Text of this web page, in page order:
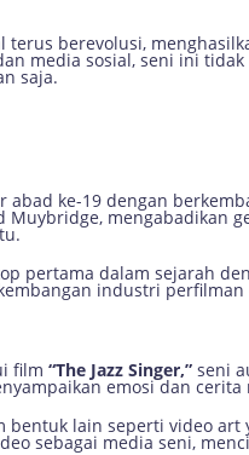
berevolusi,
media sosial, seni ini
saja.
ke-19 dengan
Muybridge, mengabadikan
pertama dalam sejarah
industri
film “The Jazz Singer,” seni
emosi dan cerita
lain seperti video
sebagai media seni,